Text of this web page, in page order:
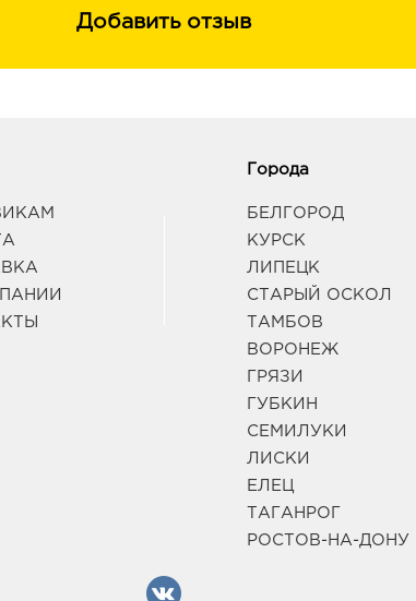
Добавить отзыв
Города
БЕЛГОРОД
КУРСК
ЛИПЕЦК
СТАРЫЙ ОСКОЛ
ТАМБОВ
ВОРОНЕЖ
ГРЯЗИ
ГУБКИН
СЕМИЛУКИ
ЛИСКИ
ЕЛЕЦ
ТАГАНРОГ
РОСТОВ-НА-ДОНУ